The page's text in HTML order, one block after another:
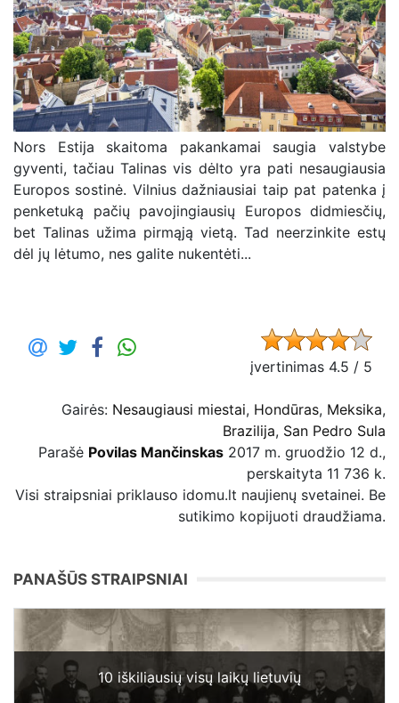
Nors Estija skaitoma pakankamai saugia valstybe
gyventi, tačiau Talinas vis dėlto yra pati nesaugiausia
Europos sostinė. Vilnius dažniausiai taip pat patenka į
penketuką pačių pavojingiausių Europos didmiesčių,
bet Talinas užima pirmąją vietą. Tad neerzinkite estų
dėl jų lėtumo, nes galite nukentėti...
įvertinimas 4.5 / 5
Gairės: Nesaugiausi miestai, Hondūras, Meksika,
Brazilija, San Pedro Sula
Parašė Povilas Mančinskas 2017 m. gruodžio 12 d.,
perskaityta 11 736 k.
Visi straipsniai priklauso idomu.lt naujienų svetainei. Be
sutikimo kopijuoti draudžiama.
PANAŠŪS STRAIPSNIAI
10 iškiliausių visų laikų lietuvių